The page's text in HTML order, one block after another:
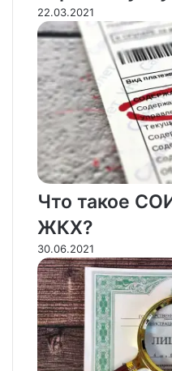
22.03.2021
Что такое
ЖКХ?
30.06.2021